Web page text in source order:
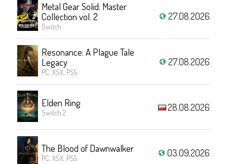
Metal Gear Solid: Master
Collection vol. 2
Switch
27.08.2026
Resonance: A Plague Tale
Legacy
PC, XSX, PS5
27.08.2026
Elden Ring
Switch 2 28.08.2026
The Blood of Dawnwalker
PC, XSX, PS5 03.09.2026